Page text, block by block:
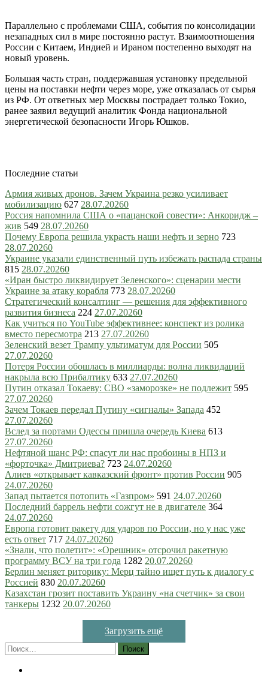
Параллельно с проблемами США, события по консолидации
незападных сил в мире постоянно растут. Взаимоотношения
России с Китаем, Индией и Ираном постепенно выходят на
новый уровень.
Большая часть стран, поддержавшая установку предельной
цены на поставки нефти через море, уже отказалась от сырья
из РФ. От ответных мер Москвы пострадает только Токио,
ранее заявил ведущий аналитик Фонда национальной
энергетической безопасности Игорь Юшков.
Последние статьи
Армия живых дронов. Зачем Украина резко усиливает
мобилизацию 627 28.07.20260
Россия напомнила США о «пацанской совести»: Анкоридж –
жив 549 28.07.20260
Почему Европа решила украсть наши нефть и зерно 723
28.07.20260
Украине указали единственный путь избежать распада страны
815 28.07.20260
«Иран быстро ликвидирует Зеленского»: сценарии мести
Украине за атаку корабля 773 28.07.20260
Стратегический консалтинг — решения для эффективного
развития бизнеса 224 27.07.20260
Как учиться по YouTube эффективнее: конспект из ролика
вместо пересмотра 213 27.07.20260
Зеленский везет Трампу ультиматум для России 505
27.07.20260
Потеря России обошлась в миллиарды: волна ликвидаций
накрыла всю Прибалтику 633 27.07.20260
Путин отказал Токаеву: СВО «заморозке» не подлежит 595
27.07.20260
Зачем Токаев передал Путину «сигналы» Запада 452
27.07.20260
Вслед за портами Одессы пришла очередь Киева 613
27.07.20260
Нефтяной шанс РФ: спасут ли нас пробоины в НПЗ и
«форточка» Дмитриева? 723 24.07.20260
Алиев «открывает кавказский фронт» против России 905
24.07.20260
Запад пытается потопить «Газпром» 591 24.07.20260
Последний баррель нефти сожгут не в двигателе 364
24.07.20260
Европа готовит ракету для ударов по России, но у нас уже
есть ответ 717 24.07.20260
«Знали, что полетит»: «Орешник» отсрочил ракетную
программу ВСУ на три года 1282 20.07.20260
Берлин меняет риторику: Мерц тайно ищет путь к диалогу с
Россией 830 20.07.20260
Казахстан грозит поставить Украину «на счетчик» за свои
танкеры 1232 20.07.20260
Загрузить ещё
Найти: